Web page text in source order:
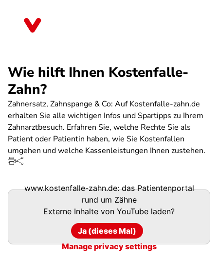
Wie hilft Ihnen Kostenfalle-
Zahn?
Zahnersatz, Zahnspange & Co: Auf Kostenfalle-zahn.de
erhalten Sie alle wichtigen Infos und Spartipps zu Ihrem
Zahnarztbesuch. Erfahren Sie, welche Rechte Sie als
Patient oder Patientin haben, wie Sie Kostenfallen
umgehen und welche Kassenleistungen Ihnen zustehen.
www.kostenfalle-zahn.de: das Patientenportal
rund um Zähne
Externe Inhalte von YouTube laden?
Ja (dieses Mal)
Manage privacy settings